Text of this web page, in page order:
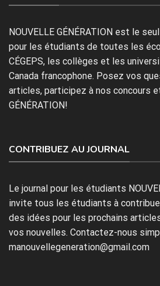
NOUVELLE GÉNÉRATION est le
pour les étudiants de toutes les
CÉGEPS, les collèges et les
Canada francophone. Posez vos
articles, participez à nos concours
GÉNÉRATION!
CONTRIBUEZ AU JOURNAL
Le journal pour les étudiants
invite tous les étudiants à
des idées pour les prochains
vos nouvelles. Contactez-nous
manouvellegeneration@gmail.com